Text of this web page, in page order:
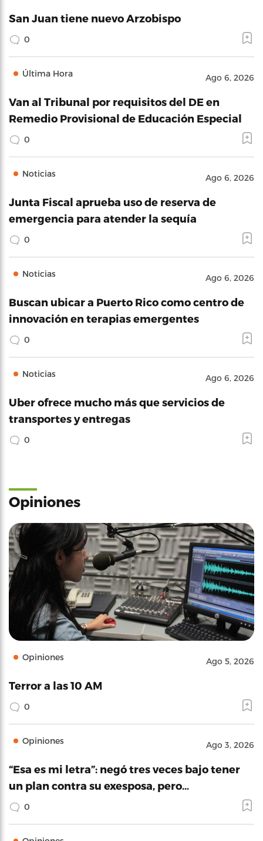
San Juan tiene nuevo Arzobispo
0
Última Hora Ago 6, 2026
Van al Tribunal por requisitos del DE en
Remedio Provisional de Educación Especial
0
Noticias Ago 6, 2026
Junta Fiscal aprueba uso de reserva de
emergencia para atender la sequía
0
Noticias Ago 6, 2026
Buscan ubicar a Puerto Rico como centro de
innovación en terapias emergentes
0
Noticias Ago 6, 2026
Uber ofrece mucho más que servicios de
transportes y entregas
0
Opiniones
Opiniones Ago 5, 2026
Terror a las 10 AM
0
Opiniones Ago 3, 2026
“Esa es mi letra”: negó tres veces bajo tener
un plan contra su exesposa, pero…
0